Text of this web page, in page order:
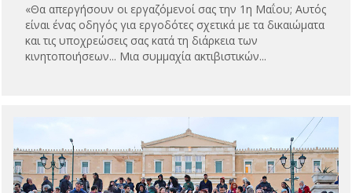
«Θα απεργήσουν οι εργαζόμενοί σας την 1η Μαΐου; Αυτός
είναι ένας οδηγός για εργοδότες σχετικά με τα δικαιώματα
και τις υποχρεώσεις σας κατά τη διάρκεια των
κινητοποιήσεων... Μια συμμαχία ακτιβιστικών...